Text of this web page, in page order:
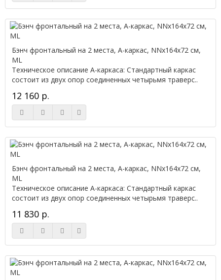
Бэнч фронтальный на 2 места, А-каркас, NNx164х72 см,
ML
Техническое описание А-каркаса: Стандартный каркас
состоит из двух опор соединенных четырьмя траверс..
12 160 р.
Бэнч фронтальный на 2 места, А-каркас, NNx164х72 см,
ML
Техническое описание А-каркаса: Стандартный каркас
состоит из двух опор соединенных четырьмя траверс..
11 830 р.